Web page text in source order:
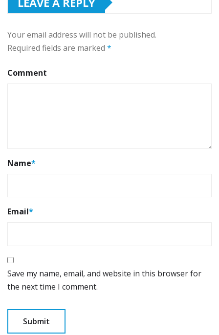
Your email address will not be published.
Required fields are marked *
Comment
Name*
Email*
Save my name, email, and website in this browser for
the next time I comment.